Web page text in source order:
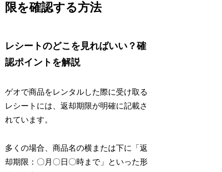
限を確認する方法
レシートのどこを見ればいい？確
認ポイントを解説
ゲオで商品をレンタルした際に受け取る
レシートには、返却期限が明確に記載さ
れています。
多くの場合、商品名の横または下に「返
却期限：〇月〇日〇時まで」といった形